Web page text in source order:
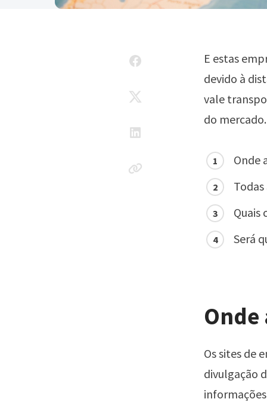
E estas
devido à
vale
do mercado.
Onde
Quais
Será
Onde
Os sites de
divulgação